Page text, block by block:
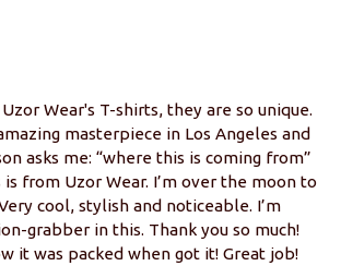
Wear's T-shirts, they are so unique.
masterpiece in Los Angeles and
asks me: “where this is coming from”
from Uzor Wear. I’m over the moon to
cool, stylish and noticeable. I’m
grabber in this. Thank you so much!
it was packed when got it! Great job!